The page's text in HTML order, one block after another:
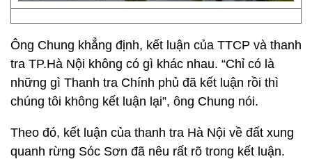
Ông Chung khẳng định, kết luận của TTCP và thanh
tra TP.Hà Nội không có gì khác nhau. “Chỉ có là
những gì Thanh tra Chính phủ đã kết luận rồi thì
chúng tôi không kết luận lại”, ông Chung nói.
Theo đó, kết luận của thanh tra Hà Nội về đất xung
quanh rừng Sóc Sơn đã nêu rất rõ trong kết luận.